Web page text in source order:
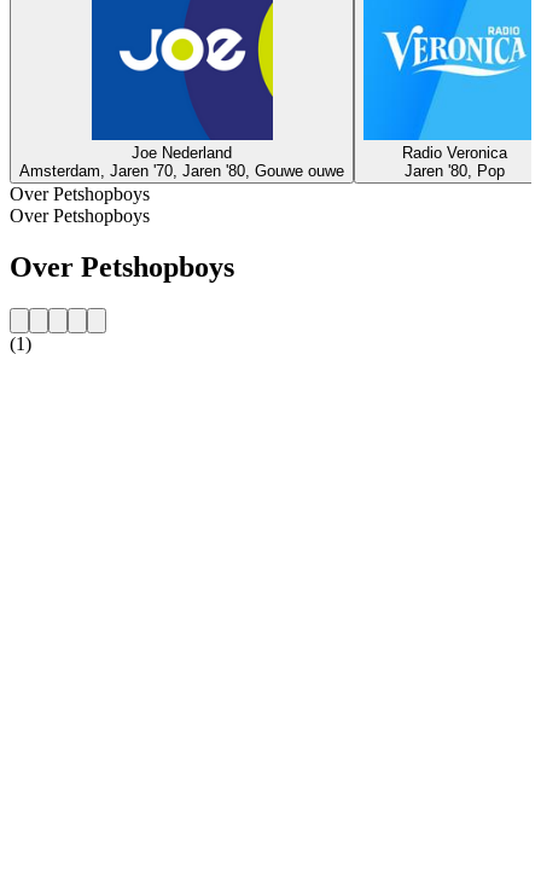
Joe Nederland
Amsterdam, Jaren '70, Jaren '80, Gouwe ouwe
Radio Veronica
Jaren '80, Pop
Over Petshopboys
Over Petshopboys
Over Petshopboys
(1)